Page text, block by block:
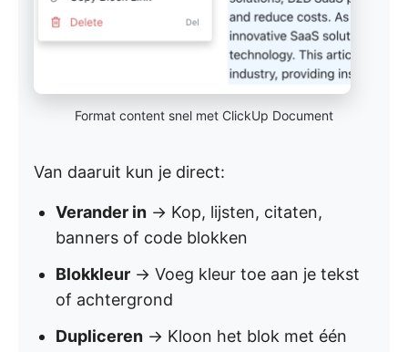
Format content snel met ClickUp Document
Van daaruit kun je direct:
Verander in → Kop, lijsten, citaten,
banners of code blokken
Blokkleur → Voeg kleur toe aan je tekst
of achtergrond
Dupliceren → Kloon het blok met één